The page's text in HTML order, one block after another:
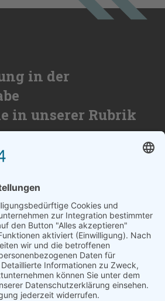
in der
in unserer Rubrik
Reichweite von über
für Ihren Erfolg. Wir
und erstellen ihnen ein
UNS